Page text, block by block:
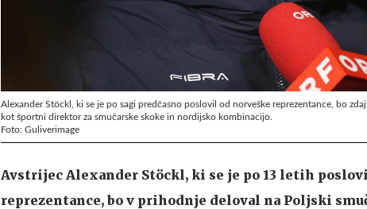
Alexander Stöckl, ki se je po sagi predčasno poslovil od norveške reprezentance, bo
kot športni direktor za smučarske skoke in nordijsko kombinacijo.
Foto: Guliverimage
Avstrijec Alexander Stöckl, ki se je po 13 letih
reprezentance, bo v prihodnje deloval na Poljski